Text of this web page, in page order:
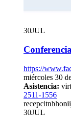
30JUL
https://
miércoles 30
Asistencia:
2511-1556
recepcitnbh
30JUL